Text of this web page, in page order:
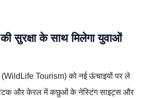
सुरक्षा के साथ मिलेगा युवाओं
(WildLife Tourism) को नई ऊंचाइयों पर ले
और केरल में कछुओं के नेस्टिंग साइट्स और